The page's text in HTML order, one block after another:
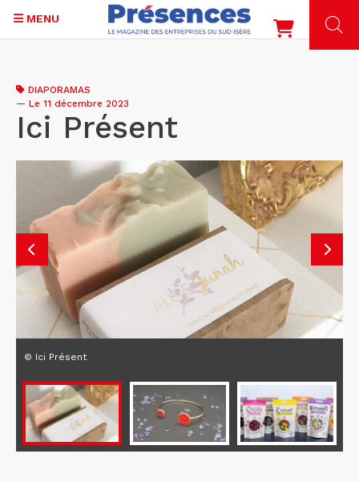
contenu
principal
MENU
DIAPORAMAS
— Le 11 décembre 2023
Ici Présent
© Ici Présent